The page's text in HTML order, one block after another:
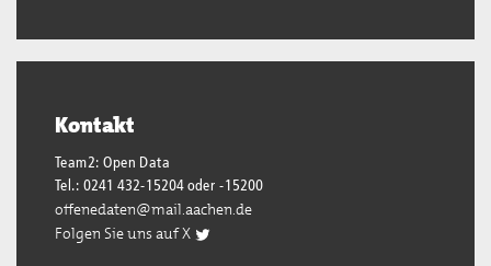
Kontakt
Team2: Open Data
Tel.: 0241 432-15204 oder -15200
offenedaten@mail.aachen.de
Folgen Sie uns auf X